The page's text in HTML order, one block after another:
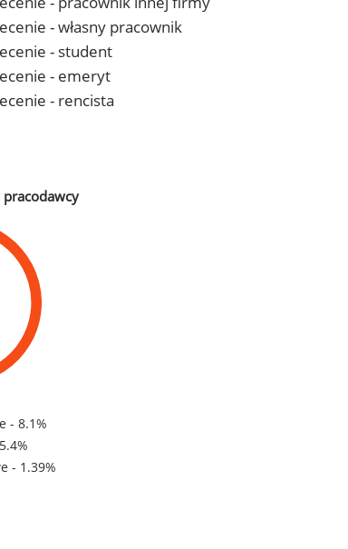
- własny pracownik
- student
- emeryt
- rencista
pracodawcy
- 8.1%
- 1.39%